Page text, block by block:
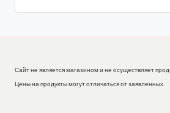
Сайт не является магазином и не осуществляет
Цены на продукты могут отличаться от заявленных.